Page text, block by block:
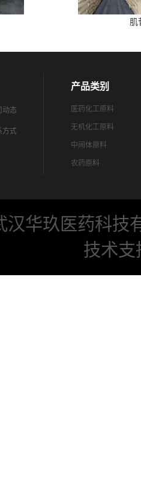
肌
动态
方式
产品类别
医药化工原料
无机化工原料
中间体原料
农药原料
汉华玖医药科技
技术